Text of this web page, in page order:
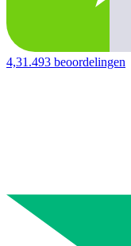
4,31.493 beoordelingen